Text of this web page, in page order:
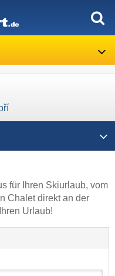
für Ihren Skiurlaub, vom
Chalet direkt an der
Urlaub!